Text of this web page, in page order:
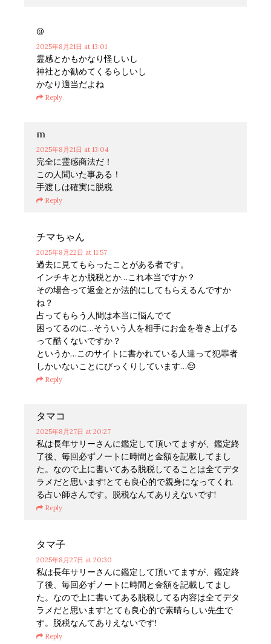
@
2025年8月21日 at 13:01
霊感とかもかなり怪しいし
神社とか勧めてくるらしいし
かなり適当だよね
Reply
m
2025年8月21日 at 13:04
完全に霊感商法だ！
この人聞いた事ある！
手渡しは確実に脱税
Reply
チマちゃん
2025年8月22日 at 11:57
過去に見てもらったことがある者です。
インチキとか脱税とか…これ本当ですか？
その場合って返金とか法的にしてもらえるんですか
ね？
占ってもらう人間は本当に悩んでて
困ってるのに…そういう人を相手にお金を巻き上げる
って酷くないですか？
というか…このサイトに書かれている人達って犯罪者
しかいないことにびっくりしています…😔
Reply
タマコ
2025年8月27日 at 20:27
私は長年サリーさんに鑑定して頂いてますが、鑑定終
了後、毎回必ずノートに時間と金額を記載してまし
た。なので上に書いてある脱税してることは全てデタ
ラメだと思います!とても良心的で親身になってくれ
る占い師さんです。脱税なんてありえないです!
Reply
タマ子
2025年8月27日 at 20:30
私は長年サリーさんに鑑定して頂いてますが、鑑定終
了後、毎回必ずノートに時間と金額を記載してまし
た。なので上に書いてある脱税してる内容は全てデタ
ラメだと思います!とても良心的で素晴らしい先生で
す。脱税なんてありえないです!
Reply